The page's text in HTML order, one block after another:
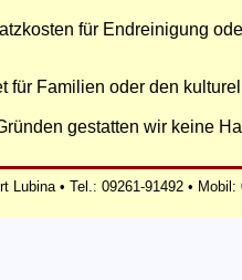
für Endreinigung
für Familien oder den
gestatten wir keine
Lubina • Tel.: 09261-91492 • Mobil: